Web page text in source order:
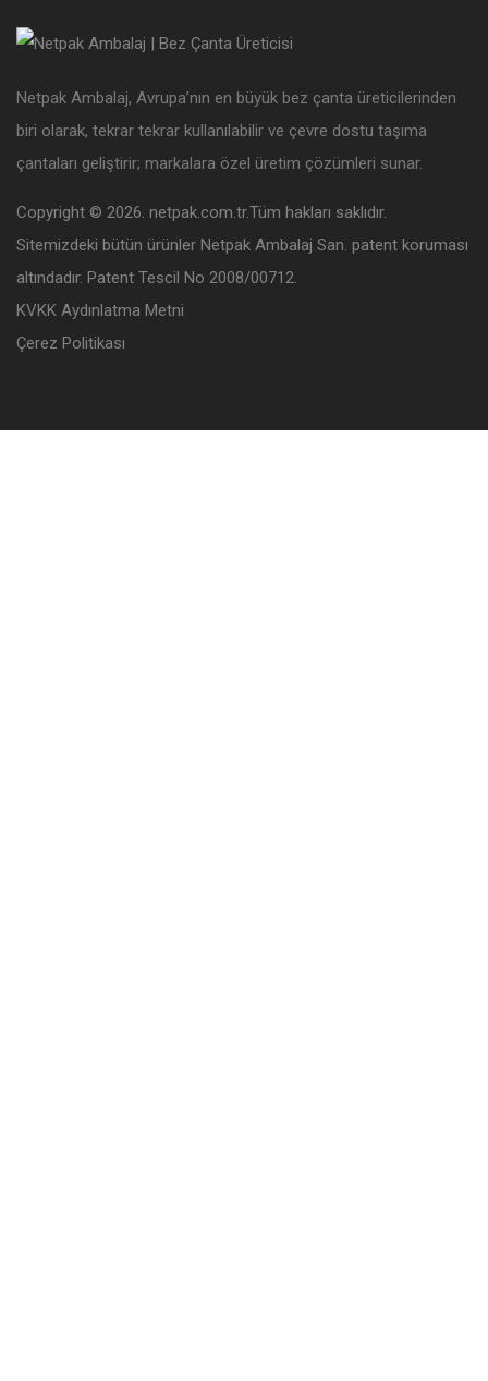
Netpak Ambalaj, Avrupa’nın en büyük bez çanta üreticilerinden
biri olarak, tekrar tekrar kullanılabilir ve çevre dostu taşıma
çantaları geliştirir; markalara özel üretim çözümleri sunar.
Copyright © 2026. netpak.com.tr.Tüm hakları saklıdır.
Sitemizdeki bütün ürünler Netpak Ambalaj San. patent koruması
altındadır. Patent Tescil No 2008/00712.
KVKK Aydınlatma Metni
Çerez Politikası